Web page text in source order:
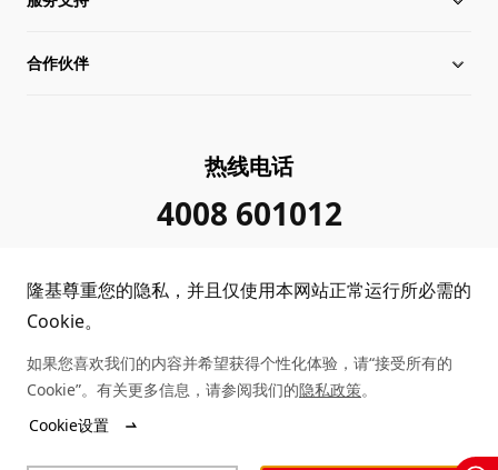
管理层信息
投诉举报
合规政策
行业动态
下载中心
客户问题反馈
收益计算
合作伙伴
协同创新合作
热线电话
4008 601012
Copyright © 2026 隆基绿能科技股份有限公司
隆基尊重您的隐私，并且仅使用本网站正常运行所必需的
Cookie。
如果您喜欢我们的内容并希望获得个性化体验，请“接受所有的
Cookie”。有关更多信息，请参阅我们的隐私政策。
Cookie设置